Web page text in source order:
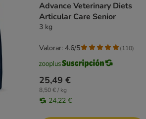
Advance Veterinary Diets
Articular Care Senior
3 kg
25,49 €
8,50 € / kg
24,22 €
Valorar: 4.6/5 (110)